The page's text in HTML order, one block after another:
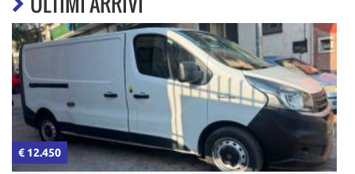
ASSISTENZA
CONTATTI